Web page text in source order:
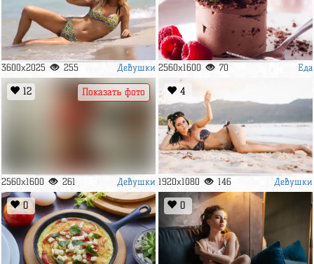
3600x2025 255 Девушки 2560x1600 70 Еда
12
2560x1600 261 Девушки
Показать фото 4
1920x1080 146 Девушки
0 0